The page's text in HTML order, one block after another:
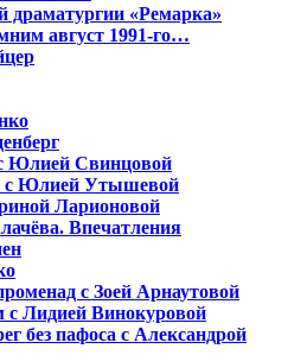
драматургии «Ремарка»
август 1991-го…
Юлией Свинцовой
с Юлией Утышевой
Ларионовой
Впечатления
с Зоей Арнаутовой
с Лидией Винокуровой
без пафоса с Александрой